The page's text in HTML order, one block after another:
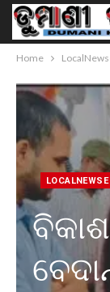
Home
LOCALNEWSE